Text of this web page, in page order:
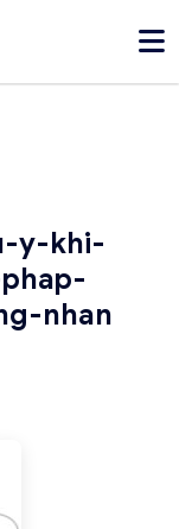
y-khi-
nhan